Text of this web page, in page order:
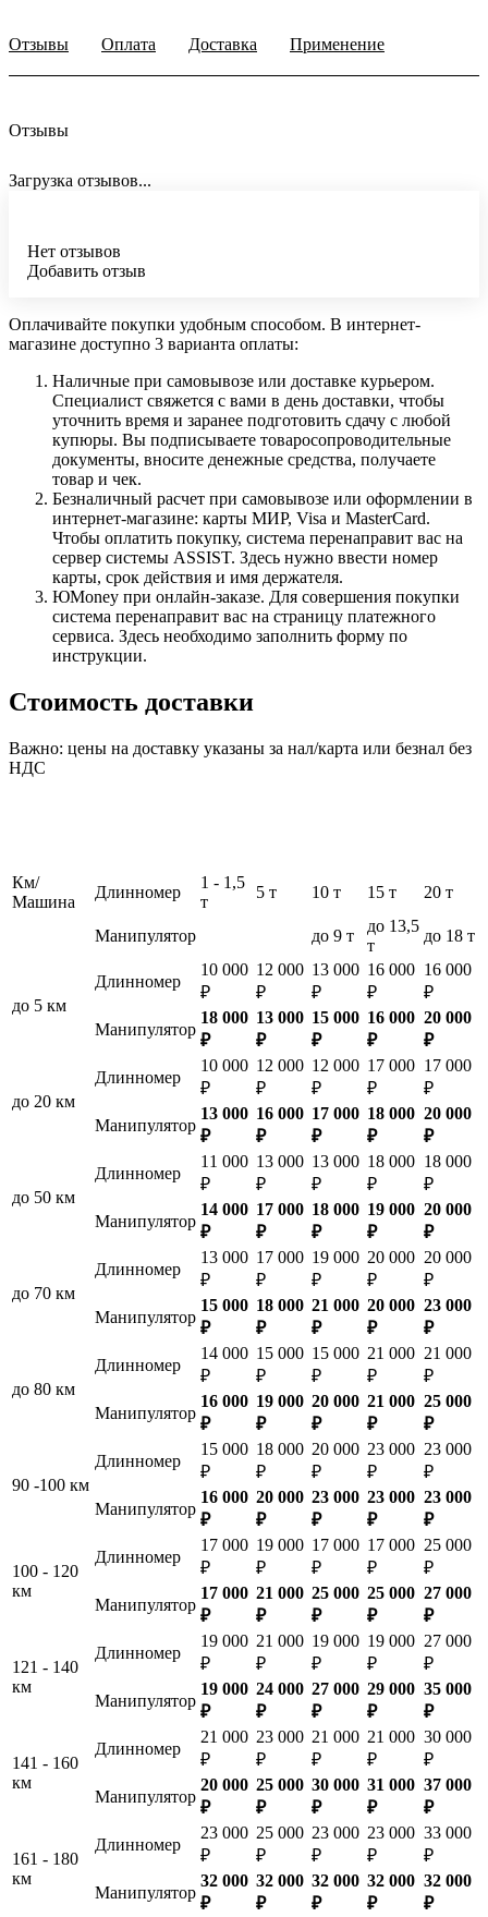
Отзывы Оплата Доставка Применение
Отзывы
Загрузка отзывов...
Нет отзывов
Добавить отзыв
Оплачивайте покупки удобным способом. В интернет-
магазине доступно 3 варианта оплаты:
Наличные при самовывозе или доставке курьером.
Специалист свяжется с вами в день доставки, чтобы
уточнить время и заранее подготовить сдачу с любой
купюры. Вы подписываете товаросопроводительные
документы, вносите денежные средства, получаете
товар и чек.
Безналичный расчет при самовывозе или оформлении в
интернет-магазине: карты МИР, Visa и MasterCard.
Чтобы оплатить покупку, система перенаправит вас на
сервер системы ASSIST. Здесь нужно ввести номер
карты, срок действия и имя держателя.
ЮMoney при онлайн-заказе. Для совершения покупки
система перенаправит вас на страницу платежного
сервиса. Здесь необходимо заполнить форму по
инструкции.
Стоимость доставки
Важно: цены на доставку указаны за нал/карта или безнал без
НДС
Км/
Машина
Длинномер
1 - 1,5
т
5 т 10 т 15 т 20 т
Манипулятор до 9 т
до 13,5
т
до 18 т
до 5 км
Длинномер
10 000
₽
12 000
₽
13 000
₽
16 000
₽
16 000
₽
Манипулятор
18 000
₽
13 000
₽
15 000
₽
16 000
₽
20 000
₽
до 20 км
Длинномер
10 000
₽
12 000
₽
12 000
₽
17 000
₽
17 000
₽
Манипулятор
13 000
₽
16 000
₽
17 000
₽
18 000
₽
20 000
₽
до 50 км
Длинномер
11 000
₽
13 000
₽
13 000
₽
18 000
₽
18 000
₽
Манипулятор
14 000
₽
17 000
₽
18 000
₽
19 000
₽
20 000
₽
до 70 км
Длинномер
13 000
₽
17 000
₽
19 000
₽
20 000
₽
20 000
₽
Манипулятор
15 000
₽
18 000
₽
21 000
₽
20 000
₽
23 000
₽
до 80 км
Длинномер
14 000
₽
15 000
₽
15 000
₽
21 000
₽
21 000
₽
Манипулятор
16 000
₽
19 000
₽
20 000
₽
21 000
₽
25 000
₽
90 -100 км
Длинномер
15 000
₽
18 000
₽
20 000
₽
23 000
₽
23 000
₽
Манипулятор
16 000
₽
20 000
₽
23 000
₽
23 000
₽
23 000
₽
100 - 120
км
Длинномер
17 000
₽
19 000
₽
17 000
₽
17 000
₽
25 000
₽
Манипулятор
17 000
₽
21 000
₽
25 000
₽
25 000
₽
27 000
₽
121 - 140
км
Длинномер
19 000
₽
21 000
₽
19 000
₽
19 000
₽
27 000
₽
Манипулятор
19 000
₽
24 000
₽
27 000
₽
29 000
₽
35 000
₽
141 - 160
км
Длинномер
21 000
₽
23 000
₽
21 000
₽
21 000
₽
30 000
₽
Манипулятор
20 000
₽
25 000
₽
30 000
₽
31 000
₽
37 000
₽
161 - 180
км
Длинномер
23 000
₽
25 000
₽
23 000
₽
23 000
₽
33 000
₽
Манипулятор
32 000
₽
32 000
₽
32 000
₽
32 000
₽
32 000
₽